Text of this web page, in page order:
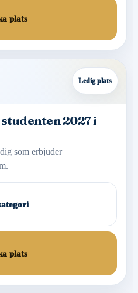
plats
Ledig plats
2027 i
som erbjuder
plats